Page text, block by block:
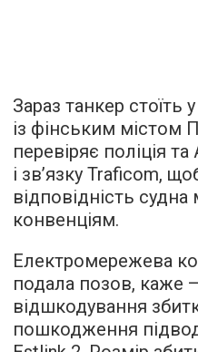
Зараз танкер стоїть
із фінським містом
перевіряє поліція
і звʼязку Traficom,
відповідність
конвенціям.
Електромережева
подала позов, каже
відшкодування
пошкодження